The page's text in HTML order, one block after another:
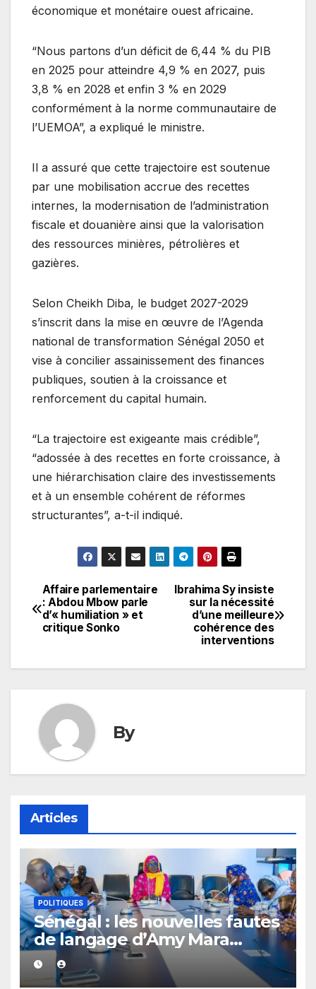
économique et monétaire ouest africaine.
“Nous partons d’un déficit de 6,44 % du PIB
en 2025 pour atteindre 4,9 % en 2027, puis
3,8 % en 2028 et enfin 3 % en 2029
conformément à la norme communautaire de
l’UEMOA”, a expliqué le ministre.
Il a assuré que cette trajectoire est soutenue
par une mobilisation accrue des recettes
internes, la modernisation de l’administration
fiscale et douanière ainsi que la valorisation
des ressources minières, pétrolières et
gazières.
Selon Cheikh Diba, le budget 2027-2029
s’inscrit dans la mise en œuvre de l’Agenda
national de transformation Sénégal 2050 et
vise à concilier assainissement des finances
publiques, soutien à la croissance et
renforcement du capital humain.
“La trajectoire est exigeante mais crédible”,
“adossée à des recettes en forte croissance, à
une hiérarchisation claire des investissements
et à un ensemble cohérent de réformes
structurantes”, a-t-il indiqué.
Navigation
de
Ibrahima Sy insiste
sur la nécessité
d’une meilleure
cohérence des
interventions
Affaire parlementaire
: Abdou Mbow parle
d’« humiliation » et
critique Sonko
By
Articles
POLITIQUES
Sénégal : les nouvelles fautes
de langage d’Amy Mara
provoquent des réactions sur
les réseaux sociaux